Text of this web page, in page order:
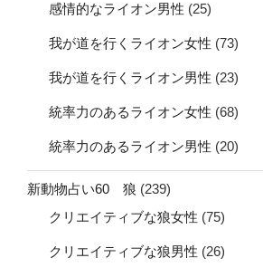
感情的なライオン男性 (25)
我が道を行くライオン女性 (73)
我が道を行くライオン男性 (23)
統率力のあるライオン女性 (68)
統率力のあるライオン男性 (20)
新動物占い60 狼 (239)
クリエイティブな狼女性 (75)
クリエイティブな狼男性 (26)